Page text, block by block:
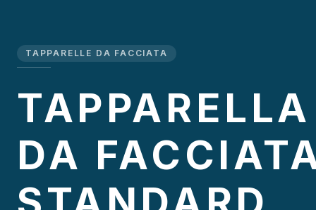
TAPPARELLE DA FACCIATA
TAPPARELLA
DA